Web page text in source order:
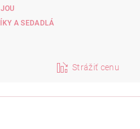
A SEDADLÁ
Strážiť cenu